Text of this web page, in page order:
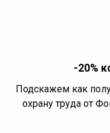
-20%
Подскажем как
охрану труда от